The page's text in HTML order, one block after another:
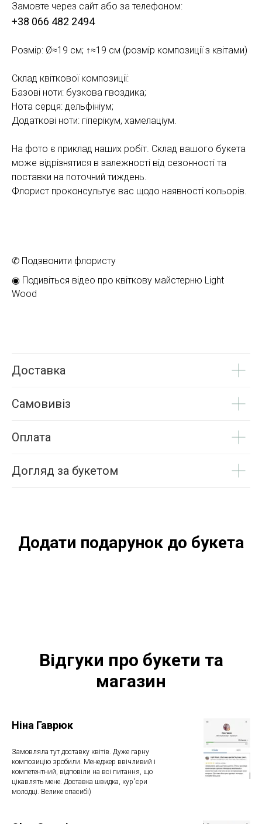
Замовте через сайт або за телефоном:
+38 066 482 2494
Розмір: Ø≈19 см; ↑≈19 см (розмір композиції з квітами)
Склад квіткової композиції:
Базові ноти: бузкова гвоздика;
Нота серця: дельфініум;
Додаткові ноти: гіперікум, хамелаціум.
На фото є приклад наших робіт. Склад вашого букета
може відрізнятися в залежності від сезонності та
поставки на поточний тиждень.
Флорист проконсультує вас щодо наявності кольорів.
✆ Подзвонити флористу
◉ Подивіться відео про квіткову майстерню Light
Wood
Доставка
Самовивіз
Оплата
Догляд за букетом
Додати подарунок до букета
Відгуки про букети та
магазин
Ніна Гаврюк
Замовляла тут доставку квітів. Дуже гарну
композицію зробили. Менеджер ввічливий і
компетентний, відповіли на всі питання, що
цікавлять мене. Доставка швидка, кур'єри
молодці. Велике спасибі)